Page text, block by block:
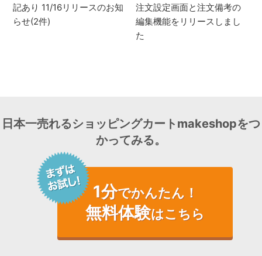
記あり 11/16リリースのお知
らせ(2件)
注文設定画面と注文備考の
編集機能をリリースしまし
た
日本一売れるショッピングカートmakeshopをつ
かってみる。
1分でかんたん！
無料体験はこちら